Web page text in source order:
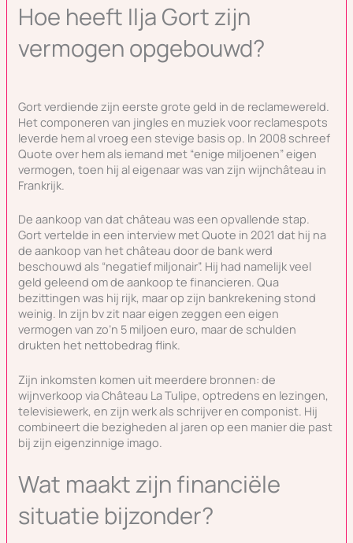
Hoe heeft Ilja Gort zijn
vermogen opgebouwd?
Gort verdiende zijn eerste grote geld in de reclamewereld.
Het componeren van jingles en muziek voor reclamespots
leverde hem al vroeg een stevige basis op. In 2008 schreef
Quote over hem als iemand met “enige miljoenen” eigen
vermogen, toen hij al eigenaar was van zijn wijnchâteau in
Frankrijk.
De aankoop van dat château was een opvallende stap.
Gort vertelde in een interview met Quote in 2021 dat hij na
de aankoop van het château door de bank werd
beschouwd als “negatief miljonair”. Hij had namelijk veel
geld geleend om de aankoop te financieren. Qua
bezittingen was hij rijk, maar op zijn bankrekening stond
weinig. In zijn bv zit naar eigen zeggen een eigen
vermogen van zo’n 5 miljoen euro, maar de schulden
drukten het nettobedrag flink.
Zijn inkomsten komen uit meerdere bronnen: de
wijnverkoop via Château La Tulipe, optredens en lezingen,
televisiewerk, en zijn werk als schrijver en componist. Hij
combineert die bezigheden al jaren op een manier die past
bij zijn eigenzinnige imago.
Wat maakt zijn financiële
situatie bijzonder?